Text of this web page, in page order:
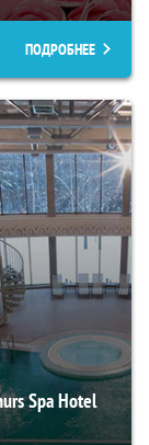
ПОДРОБНЕЕ
Spa Hotel